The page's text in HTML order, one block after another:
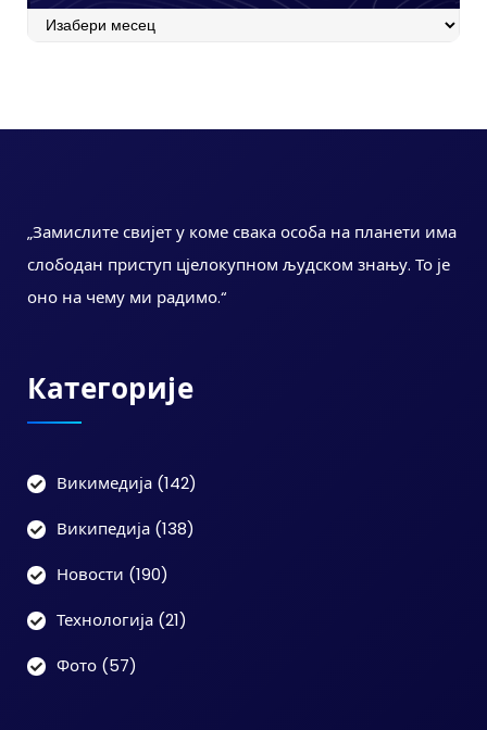
Архива
„Замислите свијет у коме свака особа на планети има
слободан приступ цјелокупном људском знању. То је
оно на чему ми радимо.“
Категорије
Викимедија (142)
Википедија (138)
Новости (190)
Технологија (21)
Фото (57)